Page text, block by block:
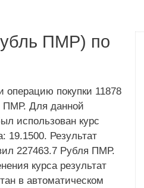
ПМР) по
операцию покупки 11878
ПМР. Для данной
использован курс
19.1500. Результат
227463.7 Рубля ПМР.
курса результат
в автоматическом